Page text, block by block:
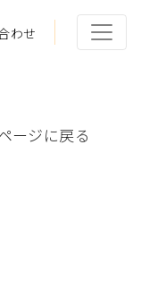
わせ
ージに戻る